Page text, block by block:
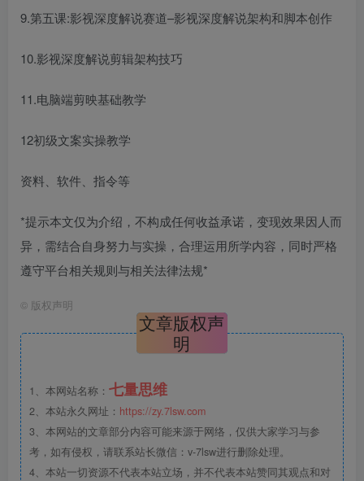
9.第五课:影视深度解说赛道–影视深度解说架构和脚本创作
10.影视深度解说剪辑架构技巧
11.电脑端剪映基础教学
12初级文案实操教学
资料、软件、指令等
*提示本文仅为介绍，不构成任何收益承诺，变现效果因人而
异，需结合自身努力与实操，合理运用所学内容，同时严格
遵守平台相关规则与相关法律法规*
© 版权声明
文章版权声
明
1、本网站名称： 七量思维
2、本站永久网址： https://zy.7lsw.com
3、本网站的文章部分内容可能来源于网络，仅供大家学习与参
考，如有侵权，请联系站长微信：v-7lsw进行删除处理。
4、本站一切资源不代表本站立场，并不代表本站赞同其观点和对